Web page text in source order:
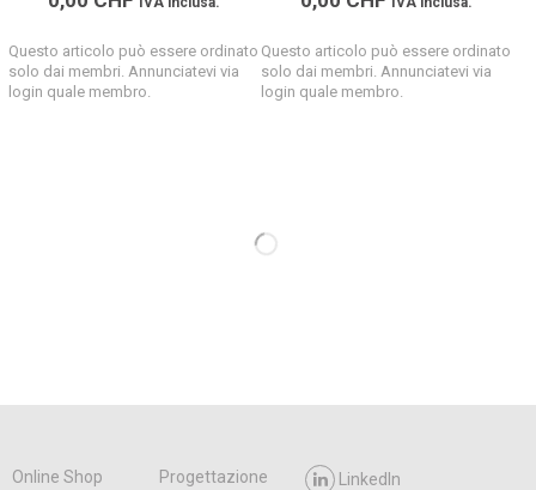
Questo articolo può essere ordinato
solo dai membri. Annunciatevi via
login quale membro.
Questo articolo può essere ordinato
solo dai membri. Annunciatevi via
login quale membro.
Online Shop
Progettazione
LinkedIn